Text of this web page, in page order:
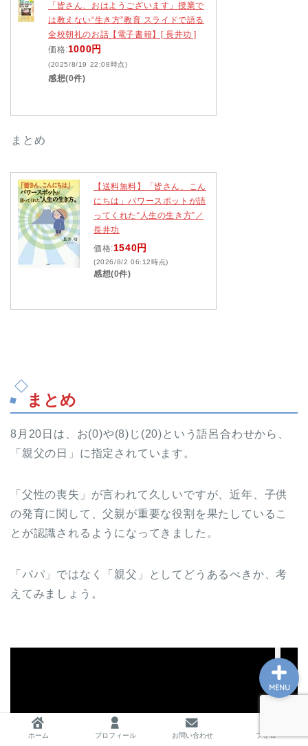
「皆さん、おはようございます」授業で
は教えない“生き方”教育 スライドで語る
全校朝礼のお話【電子書籍】[ 長井功 ]
価格:1000円
(2025/8/19 22:08時点)
感想(0件)
まとめ
【送料無料】「皆さん、こん
にちは」パワースポットが語
ってくれた“人生の生き方”／
長井功
価格:1540円
(2026/8/2 06:12時点)
感想(0件)
まとめ
8月20日は、お(0)や(8)じ(20)という語呂合わせから、
「親父の日」に指定されています。
「父性の喪失」が言われて久しいですが、近年、子供
の発育に関して、父親が重要な役割を果たしているこ
とが認識されるようになってきました。
「パパ」ではなく「親父」としてどうあるべきか、考
えてみましょう。
ホーム プロフィール お問い合わせ フォロー
MENU
ホーム
プロフィール
お問い合わせ